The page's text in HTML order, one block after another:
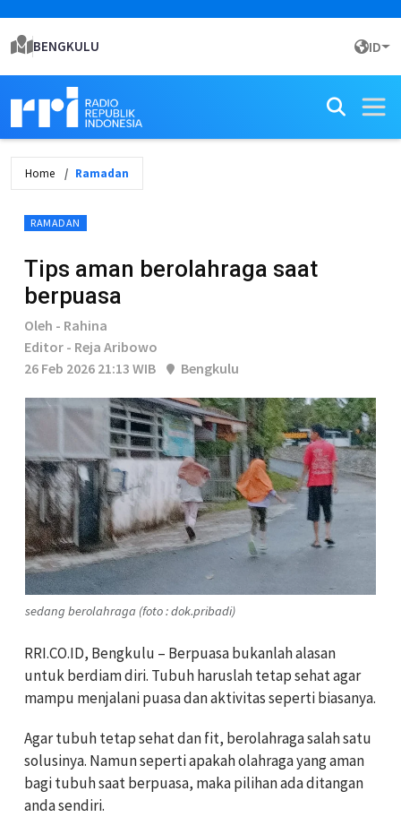
BENGKULU ID
Home Ramadan
RAMADAN
Tips aman berolahraga saat
berpuasa
Oleh - Rahina
Editor - Reja Aribowo
26 Feb 2026 21:13 WIB
Bengkulu
sedang berolahraga (foto : dok.pribadi)
RRI.CO.ID, Bengkulu – Berpuasa bukanlah alasan
untuk berdiam diri. Tubuh haruslah tetap sehat agar
mampu menjalani puasa dan aktivitas seperti biasanya.
Agar tubuh tetap sehat dan fit, berolahraga salah satu
solusinya. Namun seperti apakah olahraga yang aman
bagi tubuh saat berpuasa, maka pilihan ada ditangan
anda sendiri.